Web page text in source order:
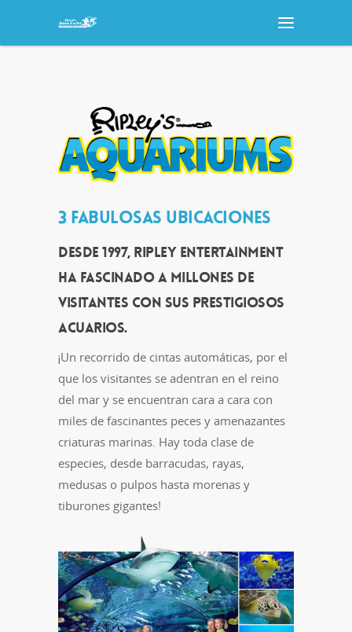
3 FABULOSAS UBICACIONES
Desde 1997, Ripley Entertainment
ha fascinado a millones de
visitantes con sus prestigiosos
acuarios.
¡Un recorrido de cintas automáticas, por el
que los visitantes se adentran en el reino
del mar y se encuentran cara a cara con
miles de fascinantes peces y amenazantes
criaturas marinas. Hay toda clase de
especies, desde barracudas, rayas,
medusas o pulpos hasta morenas y
tiburones gigantes!